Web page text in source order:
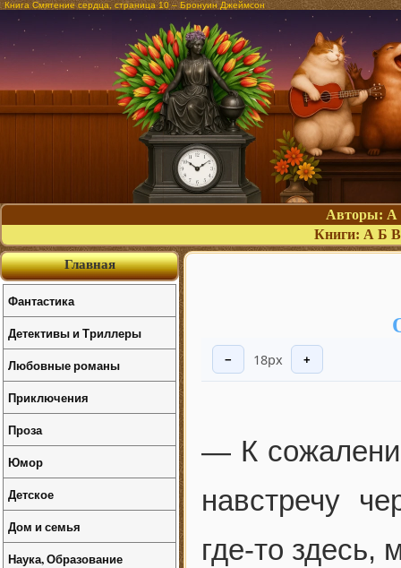
Книга Смятение сердца, страница 10 – Бронуин Джеймсон
Авторы: А
Книги: А Б В
− 18px +
— К
навстречу
где-то
Главная
Фантастика
Детективы и Триллеры
Любовные романы
Приключения
Проза
Юмор
Детское
Дом и семья
Наука, Образование